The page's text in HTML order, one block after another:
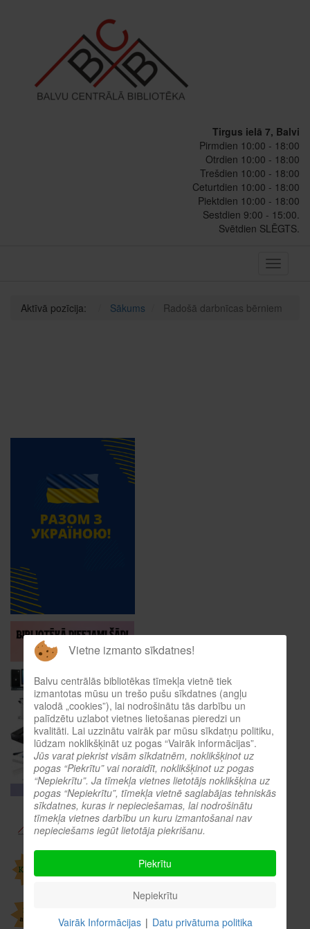
Tirgus ielā 7, Balvi
Pirmdien 10:00 - 18:00
Otrdien 10:00 - 18:00
Trešdien 10:00 - 18:00
Ceturtdien 10:00 - 18:00
Piektdien 10:00 - 18:00
Sestdien 9:00 - 15:00.
Svētdien SLĒGTS.
Toggle
Aktīvā pozīcija: Sākums Radošā darbnīcas bērniem
Vietne izmanto sīkdatnes!
Balvu centrālās bibliotēkas tīmekļa vietnē tiek
izmantotas mūsu un trešo pušu sīkdatnes (angļu
valodā „cookies”), lai nodrošinātu tās darbību un
palīdzētu uzlabot vietnes lietošanas pieredzi un
kvalitāti. Lai uzzinātu vairāk par mūsu sīkdatņu politiku,
lūdzam noklikšķināt uz pogas “Vairāk informācijas”.
Jūs varat piekrist visām sīkdatnēm, noklikšķinot uz
pogas “Piekrītu” vai noraidīt, noklikšķinot uz pogas
“Nepiekrītu”. Ja tīmekļa vietnes lietotājs noklikšķina uz
pogas “Nepiekrītu”, tīmekļa vietnē saglabājas tehniskās
sīkdatnes, kuras ir nepieciešamas, lai nodrošinātu
tīmekļa vietnes darbību un kuru izmantošanai nav
nepieciešams iegūt lietotāja piekrišanu.
Piekrītu
Nepiekrītu
Vairāk Informācijas | Datu privātuma politika